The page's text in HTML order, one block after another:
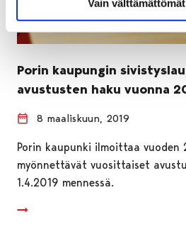
Vain
Porin kaupungin
avustusten haku vuonna
8 maaliskuun, 2019
Porin kaupunki ilmoittaa vuoden
myönnettävät vuosittaiset
1.4.2019 mennessä.